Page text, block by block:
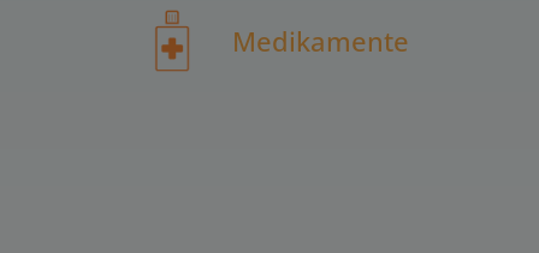
Medikamente